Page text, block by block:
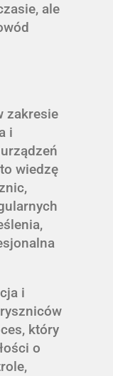
ale
zakresie
i
wiedzę
i
który
o